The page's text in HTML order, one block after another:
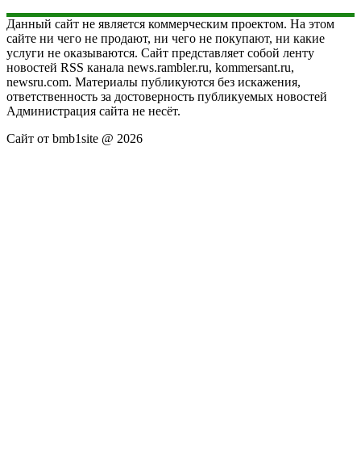
Данный сайт не является коммерческим проектом. На этом
сайте ни чего не продают, ни чего не покупают, ни какие
услуги не оказываются. Сайт представляет собой ленту
новостей RSS канала news.rambler.ru, kommersant.ru,
newsru.com. Материалы публикуются без искажения,
ответственность за достоверность публикуемых новостей
Администрация сайта не несёт.
Сайт от bmb1site @ 2026